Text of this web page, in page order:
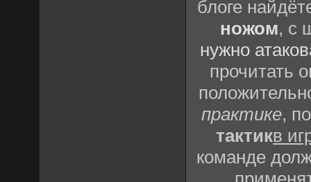
блоге
ножом, с
нужно
прочитать
практике,
тактикв
команде